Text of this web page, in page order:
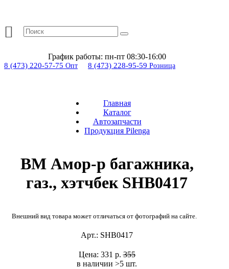
График работы: пн-пт 08:30-16:00
8 (473) 220-57-75 Опт 8 (473) 228-95-59 Розница
Главная
Каталог
Автозапчасти
Продукция Pilenga
BM Амор-р багажника,
газ., хэтчбек SHB0417
Внешний вид товара может отличаться от фотографий на сайте.
Арт.: SHB0417
в наличии >5 шт. ​
Цена: 331 р.355